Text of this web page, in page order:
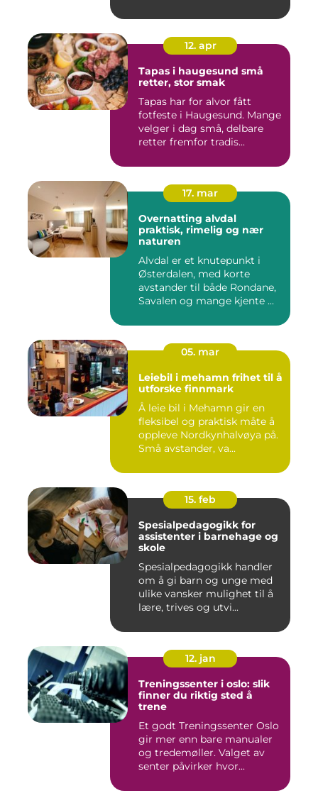
12. apr
Tapas i haugesund små
retter, stor smak
Tapas har for alvor fått
fotfeste i Haugesund. Mange
velger i dag små, delbare
retter fremfor tradis...
17. mar
Overnatting alvdal
praktisk, rimelig og nær
naturen
Alvdal er et knutepunkt i
Østerdalen, med korte
avstander til både Rondane,
Savalen og mange kjente ...
05. mar
Leiebil i mehamn frihet til å
utforske finnmark
Å leie bil i Mehamn gir en
fleksibel og praktisk måte å
oppleve Nordkynhalvøya på.
Små avstander, va...
15. feb
Spesialpedagogikk for
assistenter i barnehage og
skole
Spesialpedagogikk handler
om å gi barn og unge med
ulike vansker mulighet til å
lære, trives og utvi...
12. jan
Treningssenter i oslo: slik
finner du riktig sted å
trene
Et godt Treningssenter Oslo
gir mer enn bare manualer
og tredemøller. Valget av
senter påvirker hvor...